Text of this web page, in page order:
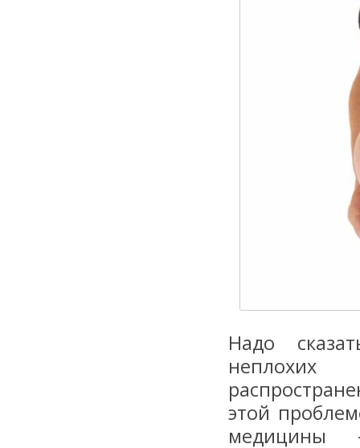
Надо
этой
медицины –